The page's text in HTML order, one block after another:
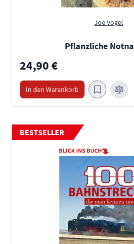
Joe Vogel
Pflanzliche
24,90 €
In den Warenkorb
BESTSELLER